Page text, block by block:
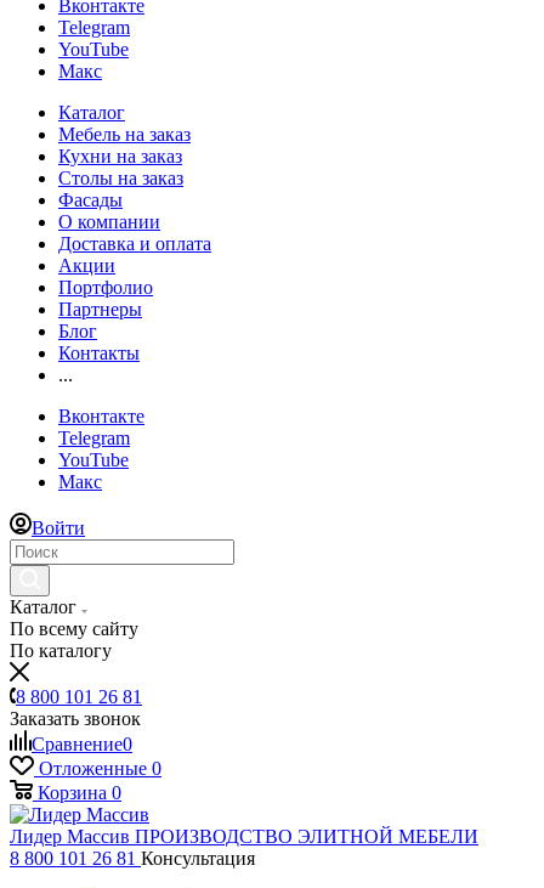
Вконтакте
Telegram
YouTube
Макс
Каталог
Мебель на заказ
Кухни на заказ
Столы на заказ
Фасады
О компании
Доставка и оплата
Акции
Портфолио
Партнеры
Блог
Контакты
...
Вконтакте
Telegram
YouTube
Макс
Войти
Каталог
По всему сайту
По каталогу
8 800 101 26 81
Заказать звонок
Сравнение0
Отложенные 0
Корзина 0
Лидер Массив ПРОИЗВОДСТВО ЭЛИТНОЙ МЕБЕЛИ
8 800 101 26 81 Консультация